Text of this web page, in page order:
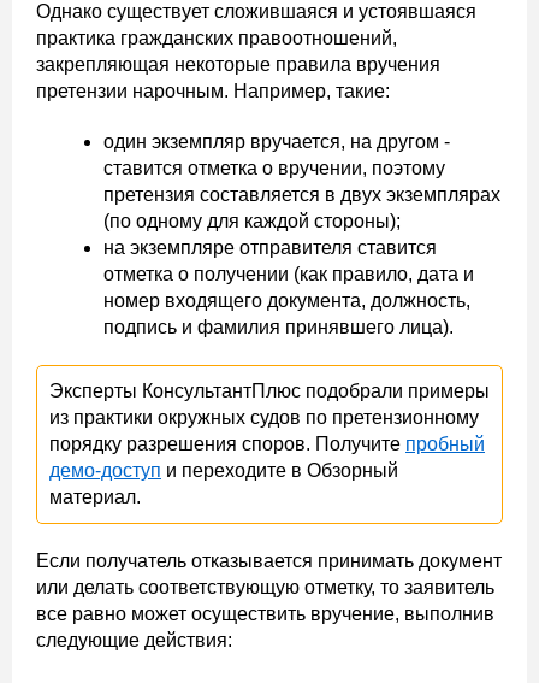
Однако существует сложившаяся и устоявшаяся
практика гражданских правоотношений,
закрепляющая некоторые правила вручения
претензии нарочным. Например, такие:
один экземпляр вручается, на другом ­
ставится отметка о вручении, поэтому
претензия составляется в двух экземплярах
(по одному для каждой стороны);
на экземпляре отправителя ставится
отметка о получении (как правило, дата и
номер входящего документа, должность,
подпись и фамилия принявшего лица).
Эксперты КонсультантПлюс подобрали примеры
из практики окружных судов по претензионному
порядку разрешения споров. Получите пробный
демо-доступ и переходите в Обзорный
материал.
Если получатель отказывается принимать документ
или делать соответствующую отметку, то заявитель
все равно может осуществить вручение, выполнив
следующие действия: